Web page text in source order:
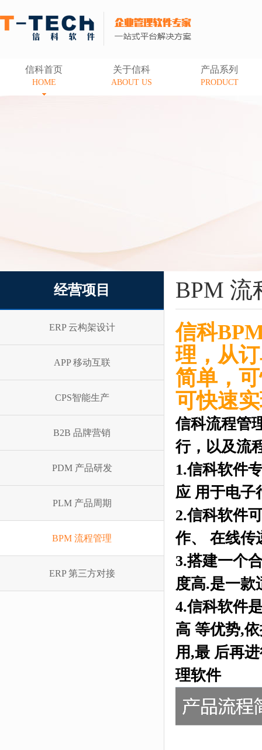
信科首页
HOME
关于信科
ABOUT US
产品系列
PRODUCT
经营项目
ERP 云构架设计
APP 移动互联
CPS智能生产
B2B 品牌营销
PDM 产品研发
PLM 产品周期
BPM 流程管理
ERP 第三方对接
BPM 流
信科
理，从
简单，
可快速
信科流程管
行，以及流
1.信科软件
应 用于电子
2.信科软件
作、 在线传
3.搭建一个
度高.是一款
4.信科软件
高 等优势,
用,最 后再
理软件